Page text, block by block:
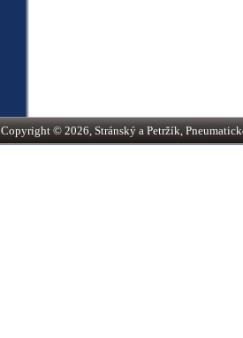
Copyright © 2026, Stránský a Petržík,